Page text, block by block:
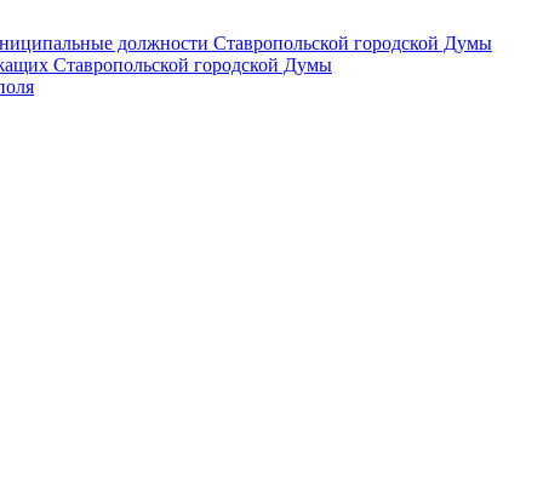
должности Ставропольской городской Думы
Ставропольской городской Думы